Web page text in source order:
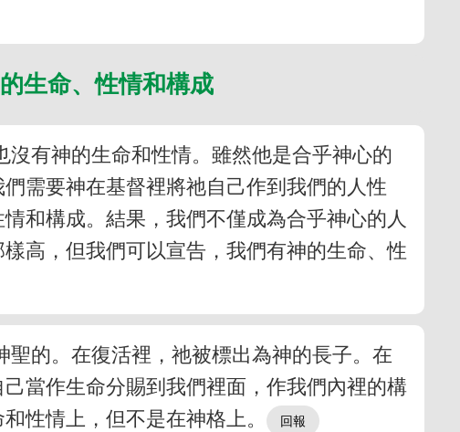
生命、性情和構成
有神的生命和性情。雖然他是合乎神心的
需要神在基督裡將祂自己作到我們的人性
和構成。結果，我們不僅成為合乎神心的人
高，但我們可以宣告，我們有神的生命、性
的。在復活裡，祂被標出為神的長子。在
當作生命分賜到我們裡面，作我們內裡的構
性情上，但不是在神格上。